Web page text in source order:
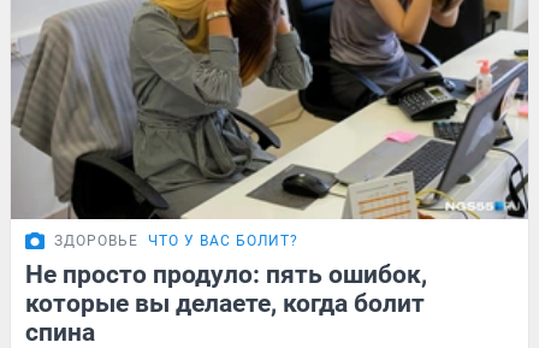
ЗДОРОВЬЕ ЧТО У ВАС БОЛИТ?
Не просто продуло: пять ошибок,
которые вы делаете, когда болит
спина